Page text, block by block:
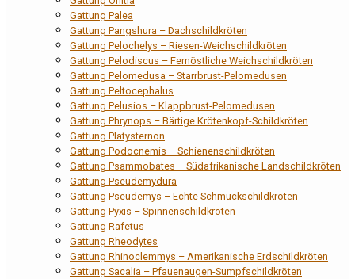
Gattung Palea
Gattung Pangshura – Dachschildkröten
Gattung Pelochelys – Riesen-Weichschildkröten
Gattung Pelodiscus – Fernöstliche Weichschildkröten
Gattung Pelomedusa – Starrbrust-Pelomedusen
Gattung Peltocephalus
Gattung Pelusios – Klappbrust-Pelomedusen
Gattung Phrynops – Bärtige Krötenkopf-Schildkröten
Gattung Platysternon
Gattung Podocnemis – Schienenschildkröten
Gattung Psammobates – Südafrikanische Landschildkröten
Gattung Pseudemydura
Gattung Pseudemys – Echte Schmuckschildkröten
Gattung Pyxis – Spinnenschildkröten
Gattung Rafetus
Gattung Rheodytes
Gattung Rhinoclemmys – Amerikanische Erdschildkröten
Gattung Sacalia – Pfauenaugen-Sumpfschildkröten